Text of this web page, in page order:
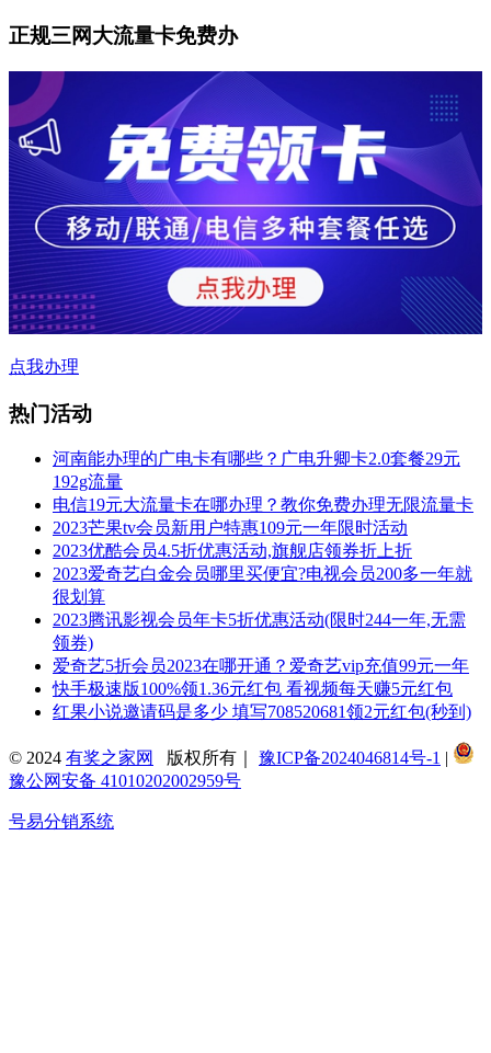
正规三网大流量卡免费办
点我办理
热门活动
河南能办理的广电卡有哪些？广电升卿卡2.0套餐29元
192g流量
电信19元大流量卡在哪办理？教你免费办理无限流量卡
2023芒果tv会员新用户特惠109元一年限时活动
2023优酷会员4.5折优惠活动,旗舰店领券折上折
2023爱奇艺白金会员哪里买便宜?电视会员200多一年就
很划算
2023腾讯影视会员年卡5折优惠活动(限时244一年,无需
领券)
爱奇艺5折会员2023在哪开通？爱奇艺vip充值99元一年
快手极速版100%领1.36元红包 看视频每天赚5元红包
红果小说邀请码是多少 填写708520681领2元红包(秒到)
© 2024 有奖之家网 版权所有｜ 豫ICP备2024046814号-1 |
豫公网安备 41010202002959号
号易分销系统